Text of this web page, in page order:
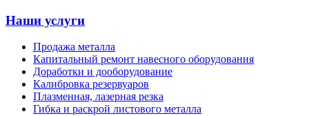
Наши услуги
Продажа металла
Капитальный ремонт навесного оборудования
Доработки и дооборудование
Калибровка резервуаров
Плазменная, лазерная резка
Гибка и раскрой листового металла